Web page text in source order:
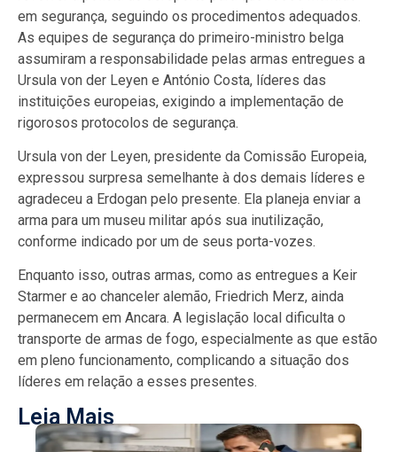
em segurança, seguindo os procedimentos adequados.
As equipes de segurança do primeiro-ministro belga
assumiram a responsabilidade pelas armas entregues a
Ursula von der Leyen e António Costa, líderes das
instituições europeias, exigindo a implementação de
rigorosos protocolos de segurança.
Ursula von der Leyen, presidente da Comissão Europeia,
expressou surpresa semelhante à dos demais líderes e
agradeceu a Erdogan pelo presente. Ela planeja enviar a
arma para um museu militar após sua inutilização,
conforme indicado por um de seus porta-vozes.
Enquanto isso, outras armas, como as entregues a Keir
Starmer e ao chanceler alemão, Friedrich Merz, ainda
permanecem em Ancara. A legislação local dificulta o
transporte de armas de fogo, especialmente as que estão
em pleno funcionamento, complicando a situação dos
líderes em relação a esses presentes.
Leia Mais